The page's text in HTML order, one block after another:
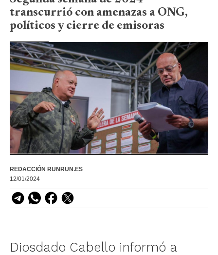
transcurrió con amenazas a ONG,
políticos y cierre de emisoras
REDACCIÓN RUNRUN.ES
12/01/2024
Diosdado Cabello informó a